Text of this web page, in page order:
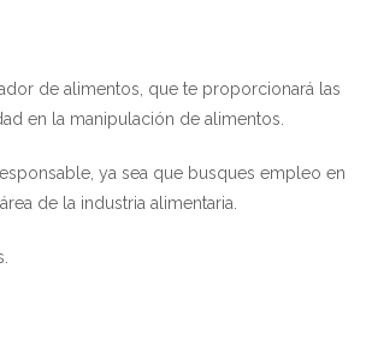
de alimentos, que te proporcionará las
en la manipulación de alimentos.
ya sea que busques empleo en
de la industria alimentaria.